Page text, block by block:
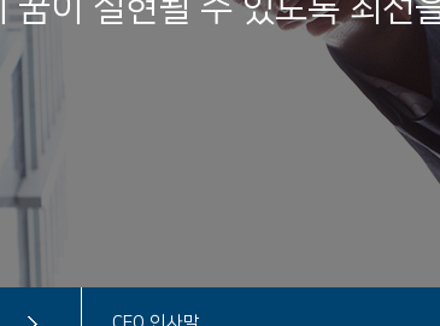
꿈이 실현될 수 있도록 최선